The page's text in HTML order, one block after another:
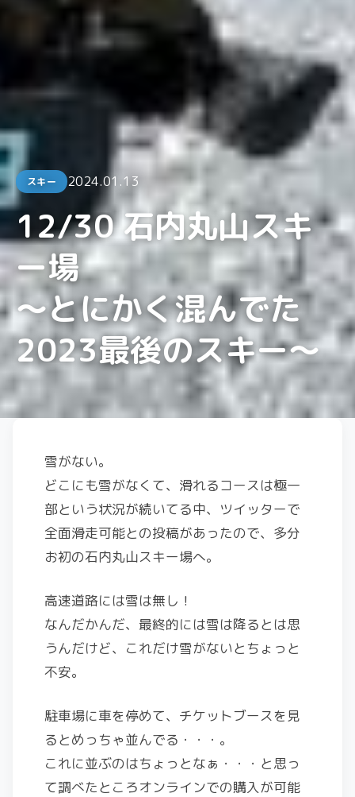
スキー 2024.01.13
12/30 石内丸山スキ
ー場
〜とにかく混んでた
2023最後のスキー〜
雪がない。
どこにも雪がなくて、滑れるコースは極一
部という状況が続いてる中、ツイッターで
全面滑走可能との投稿があったので、多分
お初の石内丸山スキー場へ。
高速道路には雪は無し！
なんだかんだ、最終的には雪は降るとは思
うんだけど、これだけ雪がないとちょっと
不安。
駐車場に車を停めて、チケットブースを見
るとめっちゃ並んでる・・・。
これに並ぶのはちょっとなぁ・・・と思っ
て調べたところオンラインでの購入が可能